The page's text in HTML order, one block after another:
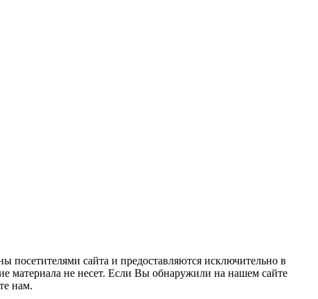
сайта и предоставляются исключительно в
материала не несет. Если Вы обнаружили на нашем сайте
нам.